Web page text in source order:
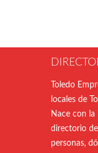
Toledo
locales de
Nace con
directorio
personas,